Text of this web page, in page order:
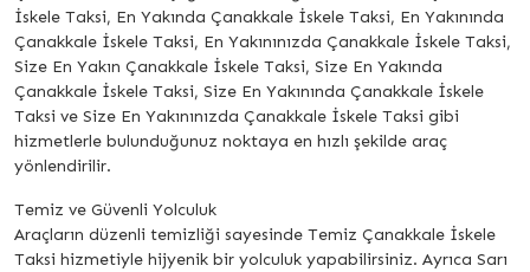
İskele Taksi, En Yakında Çanakkale İskele Taksi, En Yakınında
Çanakkale İskele Taksi, En Yakınınızda Çanakkale İskele Taksi,
Size En Yakın Çanakkale İskele Taksi, Size En Yakında
Çanakkale İskele Taksi, Size En Yakınında Çanakkale İskele
Taksi ve Size En Yakınınızda Çanakkale İskele Taksi gibi
hizmetlerle bulunduğunuz noktaya en hızlı şekilde araç
yönlendirilir.
Temiz ve Güvenli Yolculuk
Araçların düzenli temizliği sayesinde Temiz Çanakkale İskele
Taksi hizmetiyle hijyenik bir yolculuk yapabilirsiniz. Ayrıca Sarı